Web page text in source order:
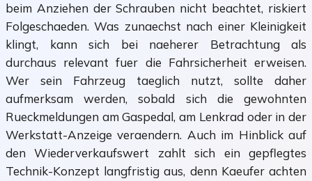
beim Anziehen der Schrauben nicht beachtet, riskiert
Folgeschaeden. Was zunaechst nach einer Kleinigkeit
klingt, kann sich bei naeherer Betrachtung als
durchaus relevant fuer die Fahrsicherheit erweisen.
Wer sein Fahrzeug taeglich nutzt, sollte daher
aufmerksam werden, sobald sich die gewohnten
Rueckmeldungen am Gaspedal, am Lenkrad oder in der
Werkstatt-Anzeige veraendern. Auch im Hinblick auf
den Wiederverkaufswert zahlt sich ein gepflegtes
Technik-Konzept langfristig aus, denn Kaeufer achten